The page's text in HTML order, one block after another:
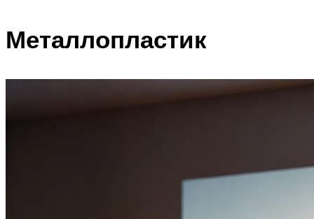
Металлопластик